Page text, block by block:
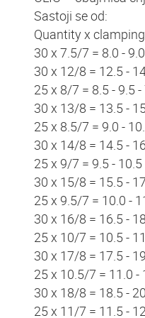
Sastoji se od:
Quantity x
30 x 7.5/7 = 8.0 -
30 x 12/8 = 12.5 -
25 x 8/7 = 8.5 - 9.5
30 x 13/8 = 13.5 -
25 x 8.5/7 = 9.0 -
30 x 14/8 = 14.5 -
25 x 9/7 = 9.5 -
30 x 15/8 = 15.5 -
25 x 9.5/7 = 10.0 -
30 x 16/8 = 16.5 -
25 x 10/7 = 10.5 -
30 x 17/8 = 17.5 -
25 x 10.5/7 = 11.0 -
30 x 18/8 = 18.5 -
25 x 11/7 = 11.5 -